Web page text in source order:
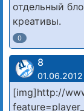
отдельный
креативы.
0
8
01.06.2012
[img]http://